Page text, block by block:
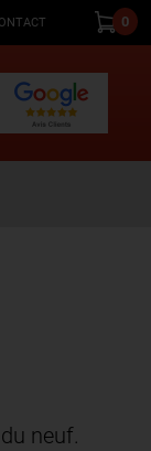
0
neuf.